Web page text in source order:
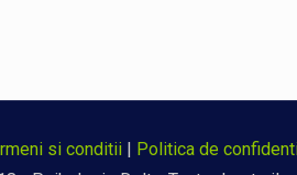
si conditii | Politica de